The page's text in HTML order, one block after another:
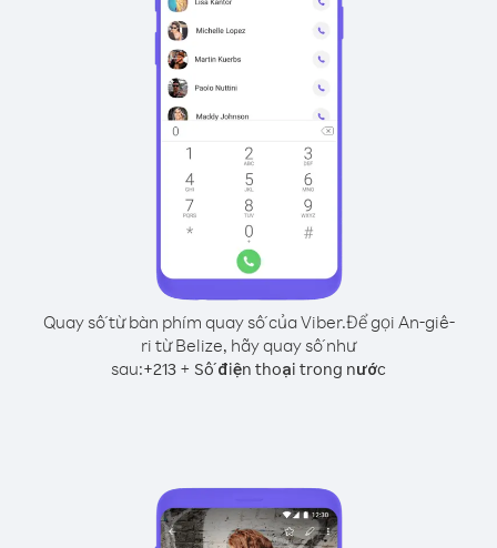
Quay số từ bàn phím quay số của Viber.Để gọi An-giê-
ri từ Belize, hãy quay số như
sau:+213 + Số điện thoại trong nước